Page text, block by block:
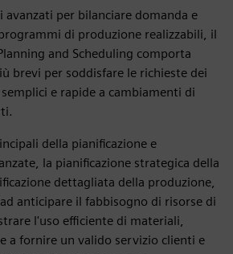
per bilanciare domanda e
di produzione realizzabili, il
and Scheduling comporta
brevi per soddisfare le richieste dei
e rapide a cambiamenti di
della pianificazione e
la pianificazione strategica della
dettagliata della produzione,
anticipare il fabbisogno di risorse di
l'uso efficiente di materiali,
a fornire un valido servizio clienti e